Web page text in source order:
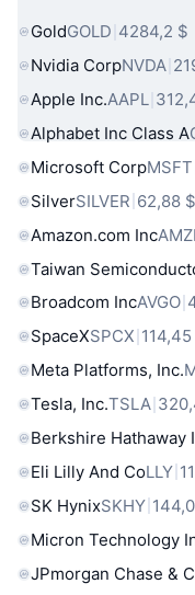
GoldGOLD 4284,2 $
Nvidia CorpNVDA
Apple Inc.AAPL
Alphabet Inc Class A
Microsoft CorpMSFT
SilverSILVER 62,88 $
Amazon.com Inc
Taiwan
Broadcom IncAVGO
SpaceXSPCX
Meta Platforms, Inc.
Tesla, Inc.TSLA
Berkshire Hathaway
Eli Lilly And CoLLY
SK HynixSKHY
Micron Technology
JPmorgan Chase &